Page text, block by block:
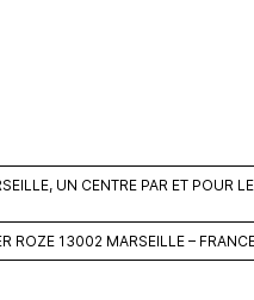
UN CENTRE PAR ET POUR
ROZE 13002 MARSEILLE –